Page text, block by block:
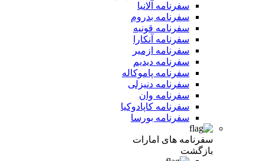
سفرنامه آلانیا
سفرنامه بدروم
سفرنامه قونیه
سفرنامه آنکارا
سفرنامه ازمیر
سفرنامه دیدیم
سفرنامه پاموکاله
سفرنامه دنیزلی
سفرنامه وان
سفرنامه کاپادوکیا
سفرنامه بورسا
سفرنامه های امارات
بازگشت